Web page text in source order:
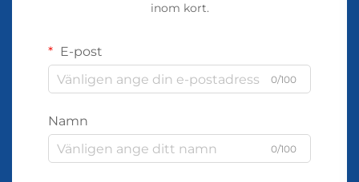
inom kort.
E-post
0/100
Namn
0/100